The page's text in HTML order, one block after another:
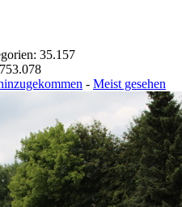
35.157
- Meist gesehen